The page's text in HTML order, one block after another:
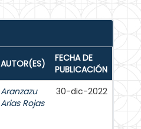
AUTOR(ES)
FECHA DE
PUBLICACIÓN
Aranzazu
Arias Rojas
30-dic-2022